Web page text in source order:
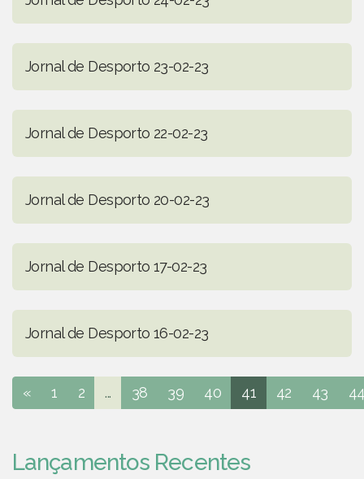
Jornal de Desporto 23-02-23
Jornal de Desporto 22-02-23
Jornal de Desporto 20-02-23
Jornal de Desporto 17-02-23
Jornal de Desporto 16-02-23
« 1 2 ... 38 39 40 41 42 43
Lançamentos Recentes